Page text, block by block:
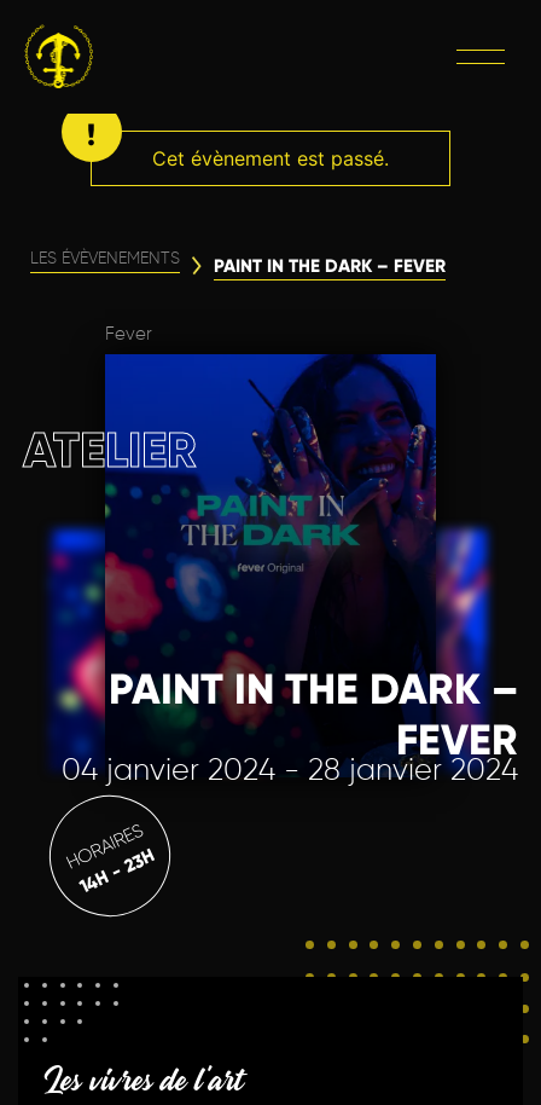
Cet évènement est passé.
LES ÉVÈVENEMENTS PAINT IN THE DARK – FEVER
Fever
PAINT IN THE DARK –
FEVER
04 janvier 2024 - 28 janvier 2024
ATELIER
HORAIRES
14H - 23H
Les vivres de l'art